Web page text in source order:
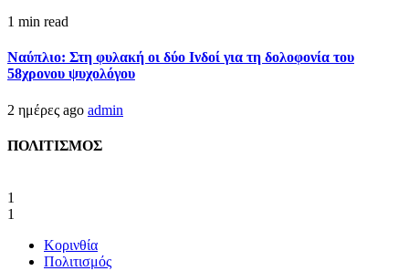
1 min read
Ναύπλιο: Στη φυλακή οι δύο Ινδοί για τη δολοφονία του
58χρονου ψυχολόγου
2 ημέρες ago admin
ΠΟΛΙΤΙΣΜΟΣ
1
1
Κορινθία
Πολιτισμός